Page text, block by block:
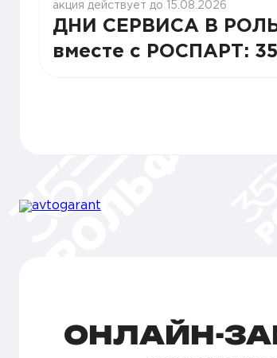
акция действует до 15.08.2026
ДНИ СЕРВИСА В
вместе с РОСПАРТ:
ОНЛАЙН-